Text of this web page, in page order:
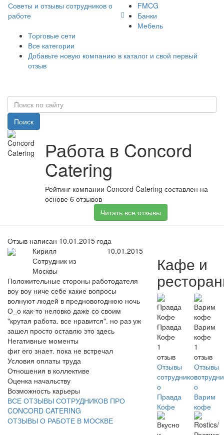
Советы и отзывы сотрудников о
работе
FMCG
Банки
Мебель
Торговые сети
Все категории
Добавьте новую компанию в каталог и свой первый
отзыв
Поиск
Работа в Concord
Catering
Рейтинг компании Concord Catering составлен на
основе 6 отзывов
Читать все отзывы
Отзыв написан 10.01.2015 года
Кирилл
Сотрудник из
Москвы
10.01.2015
Положительные стороны работодателя
воу воу ниче себе какие вопросы
волнуют людей в предновогоднюю ночь
О_о как-то неловко даже со своим
"крутая работа. все нравится". но раз уж
зашел просто оставлю это здесь
Негативные моменты
фиг его знает. пока не встречал
Условия оплаты труда
Отношения в коллективе
Оценка начальству
Возможность карьеры
ВСЕ ОТЗЫВЫ СОТРУДНИКОВ ПРО
CONCORD CATERING
ОТЗЫВЫ О РАБОТЕ В МОСКВЕ
Кафе и
Правда
Кофе
1
отзыв
Отзывы
сотрудников
о
Правда
Кофе
Варим
кофе
1
отзыв
Отзывы
о
Варим
кофе